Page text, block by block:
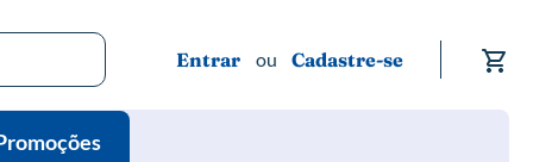
Entrar Cadastre-se